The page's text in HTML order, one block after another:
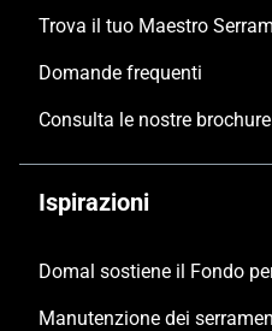
Domande frequenti
Consulta le nostre brochure
Ispirazioni